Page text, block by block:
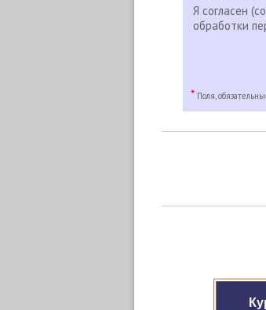
Я согласен
обработки
* Поля,